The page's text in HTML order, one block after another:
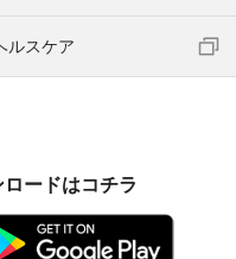
ルスケア
ードはコチラ